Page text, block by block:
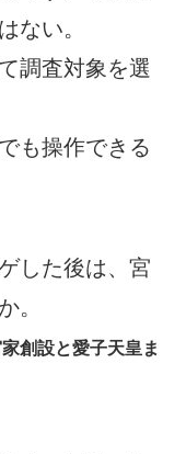
ない。
調査対象を選
も操作できる
した後は、宮
。
創設と愛子天皇ま